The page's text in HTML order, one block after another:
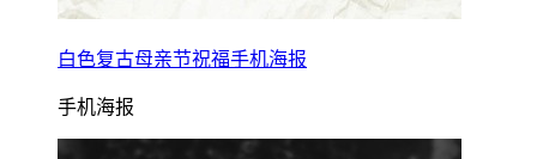
白色复古母亲节祝福手机海报
手机海报